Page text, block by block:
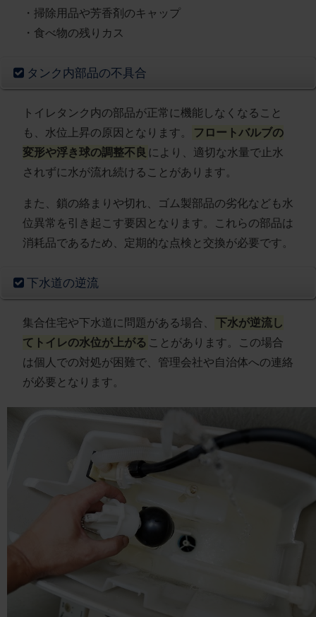
・掃除用品や芳香剤のキャップ
・食べ物の残りカス
タンク内部品の不具合
トイレタンク内の部品が正常に機能しなくなること
も、水位上昇の原因となります。
フロートバルブの
変形や浮き球の調整不良 により、適切な水量で止水
されずに水が流れ続けることがあります。
また、鎖の絡まりや切れ、ゴム製部品の劣化なども水
位異常を引き起こす要因となります。これらの部品は
消耗品であるため、定期的な点検と交換が必要です。
下水道の逆流
集合住宅や下水道に問題がある場合、
下水が逆流し
てトイレの水位が上がる ことがあります。この場合
は個人での対処が困難で、管理会社や自治体への連絡
が必要となります。